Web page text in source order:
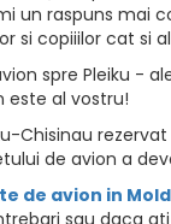
un raspuns mai
si copiiilor cat si
spre Pleiku -
este al vostru!
Chisinau
de avion a
de avion in
sau daca